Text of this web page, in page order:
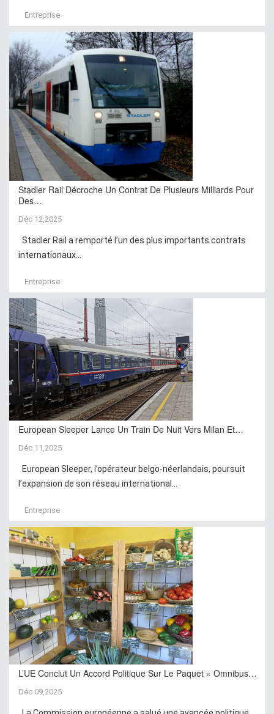
Entreprise
Stadler Rail Décroche Un Contrat De Plusieurs Milliards Pour
Des…
Déc 12,2025
Stadler Rail a remporté l’un des plus importants contrats
internationaux...
Entreprise
European Sleeper Lance Un Train De Nuit Vers Milan Et…
Déc 11,2025
European Sleeper, l’opérateur belgo-néerlandais, poursuit
l’expansion de son réseau international...
Entreprise
L’UE Conclut Un Accord Politique Sur Le Paquet « Omnibus…
Déc 09,2025